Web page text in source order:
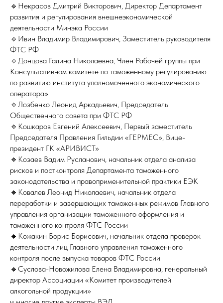
🔹Некрасов Дмитрий Викторович, Директор Департамент
развития и регулирования внешнеэкономической
деятельности Минэка России
🔹Ивин Владимир Владимирович, Заместитель руководителя
ФТС РФ
🔹Донцова Галина Николаевна, Член Рабочей группы при
Консультативном комитете по таможенному регулированию
по развитию института уполномоченного экономического
оператора»
🔹Лозбенко Леонид Аркадьевич, Председатель
Общественного совета при ФТС РФ
🔹Кошкаров Евгений Алексеевич, Первый заместитель
Председателя Правления Гильдии «ГЕРМЕС», Вице-
президент ГК «АРИВИСТ»
🔹Козаев Вадим Русланович, начальник отдела анализа
рисков и постконтроля Департамента таможенного
законодательства и правоприменительной практики ЕЭК
🔹Ковалев Леонид Николаевич, начальник отдела
переработки и завершающих таможенных режимов Главного
управления организации таможенного оформления и
таможенного контроля ФТС России
🔹Кожакин Борис Борисович, начальник отдела проверок
деятельности лиц Главного управления таможенного
контроля после выпуска товаров ФТС России
🔹Суслова-Новожилова Елена Владимировна, генеральный
директор Ассоциации «Комитет производителей
алкогольной продукции»